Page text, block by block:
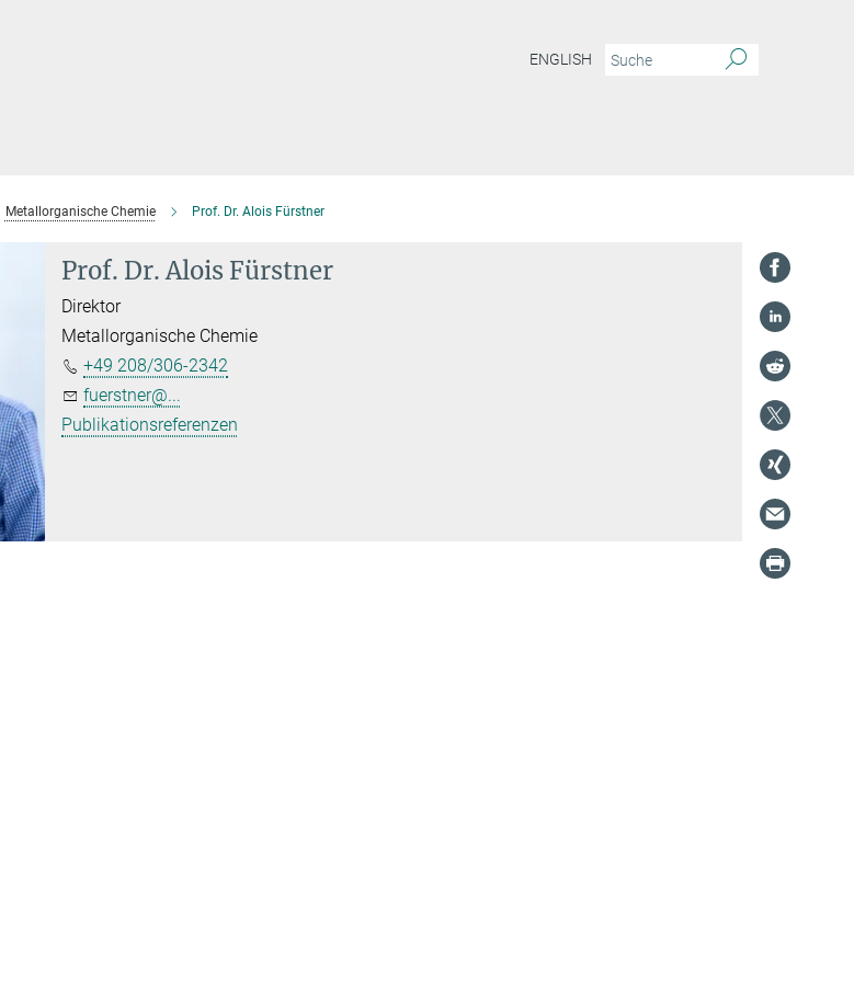
ENGLISH
Metallorganische Chemie Prof. Dr. Alois Fürstner
Prof. Dr. Alois Fürstner
Direktor
Metallorganische Chemie
+49 208/306-2342
fuerstner@...
Publikationsreferenzen